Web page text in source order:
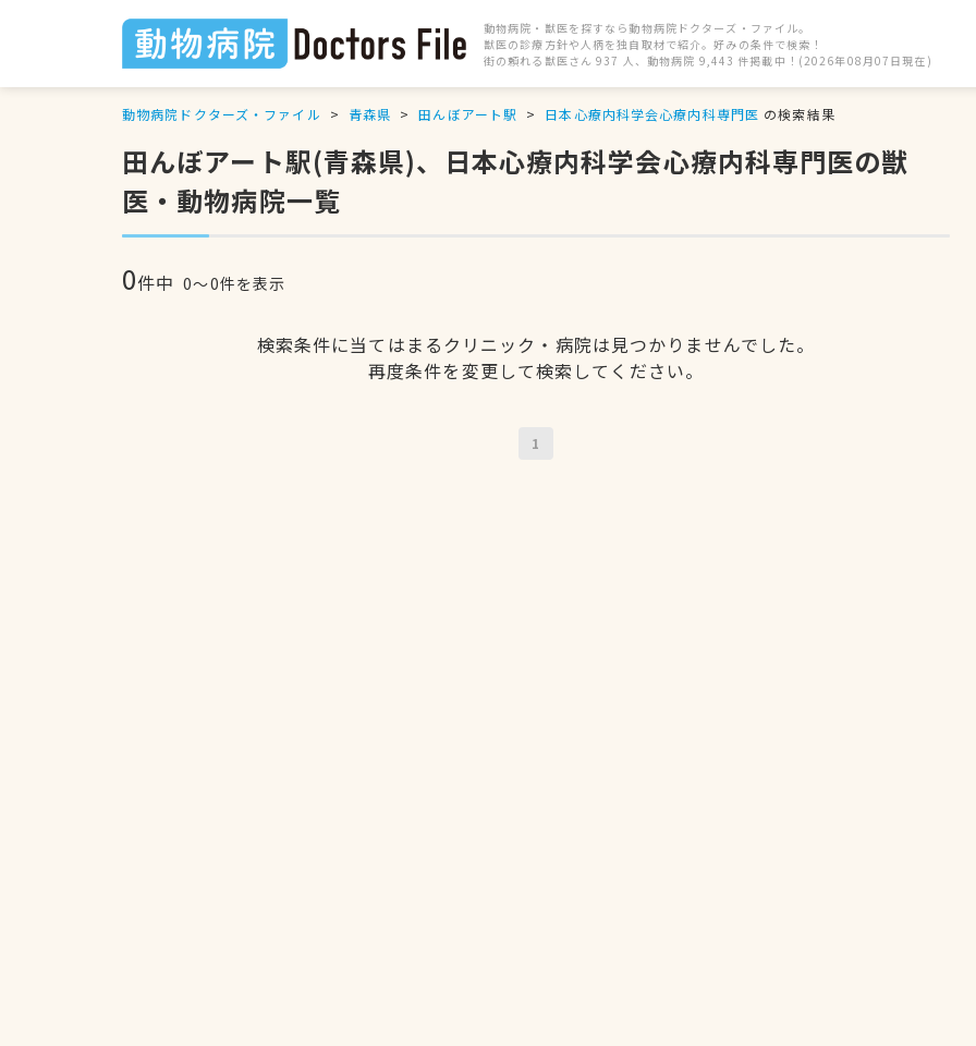
動物病院・獣医を探すなら動物病院ドクターズ・ファイル。
獣医の診療方針や人柄を独自取材で紹介。好みの条件で検索！
街の頼れる獣医さん 937 人、動物病院 9,443 件掲載中！(2026年08月07日現在)
動物病院ドクターズ・ファイル 青森県 田んぼアート駅 日本心療内科学会心療内科専門医 の検索結果
田んぼアート駅(青森県)、日本心療内科学会心療内科専門医の獣
医・動物病院一覧
0件中 0〜0件を表示
検索条件に当てはまるクリニック・病院は見つかりませんでした。
再度条件を変更して検索してください。
1